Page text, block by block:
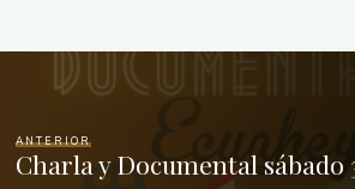
ANTERIOR
Charla y Documental sábado